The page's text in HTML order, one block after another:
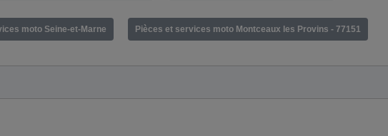
moto Seine-et-Marne Pièces et services moto Montceaux les Provins - 77151